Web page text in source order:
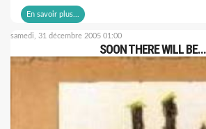
En savoir plus...
samedi, 31 décembre 2005 01:00
SOON THERE WILL BE…